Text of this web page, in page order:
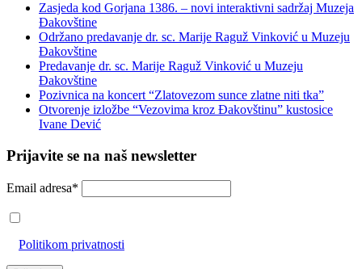
Zasjeda kod Gorjana 1386. – novi interaktivni sadržaj Muzeja
Đakovštine
Održano predavanje dr. sc. Marije Raguž Vinković u Muzeju
Đakovštine
Predavanje dr. sc. Marije Raguž Vinković u Muzeju
Đakovštine
Pozivnica na koncert “Zlatovezom sunce zlatne niti tka”
Otvorenje izložbe “Vezovima kroz Đakovštinu” kustosice
Ivane Dević
Prijavite se na naš newsletter
Email adresa*
Politikom privatnosti